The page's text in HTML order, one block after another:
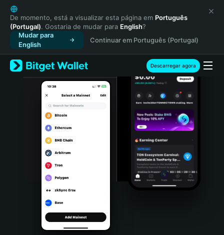
English
日本語
Tiếng Việt
Русский
Español (Latinoamérica)
Türkçe
Italiano
Português (Portugal)
Bahasa Indonesia
Português (Brasil)
Español (Argentina)
De momento, está a visualizar esta página em Português
(Portugal). Gostaria de mudar para English?
Mudar para
English
Continuar em Português (Portugal)
Descarregar agora